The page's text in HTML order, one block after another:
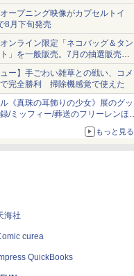
円に
ープニング映像がカプセルトイ
8月下旬発売
ンライン限定「ネコバッグ＆タン
」を一般販売。7月の抽選販売の
ュー】手ごわい雑草との戦い、コメ
で完全勝利 掃除機感覚で使えた
《真珠の耳飾りの少女》展のグッ
/ミッフィー/葬送のフリーレンほ
もっと見る
海社
curea
QuickBooks